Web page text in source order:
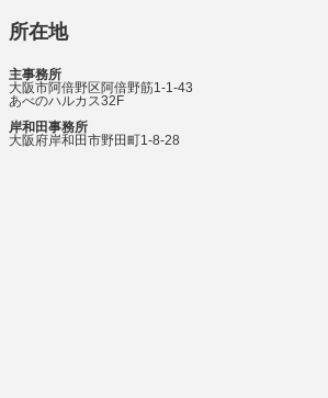
所在地
主事務所
大阪市阿倍野区阿倍野筋1-1-43
あべのハルカス32F
岸和田事務所
大阪府岸和田市野田町1-8-28